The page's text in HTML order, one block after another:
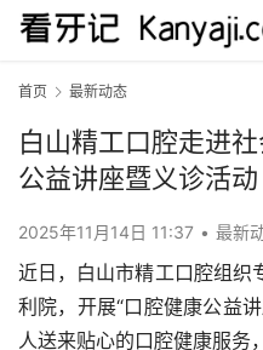
首页 最新动态
白山精工口腔走进
公益讲座暨义诊活动
2025年11月14日 11:37 • 最新
近日，白山市精工口腔组织
利院，开展“口腔健康公益
人送来贴心的口腔健康服务